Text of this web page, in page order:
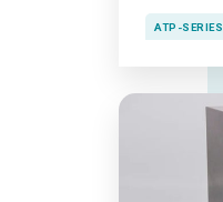
ATP-SERIES